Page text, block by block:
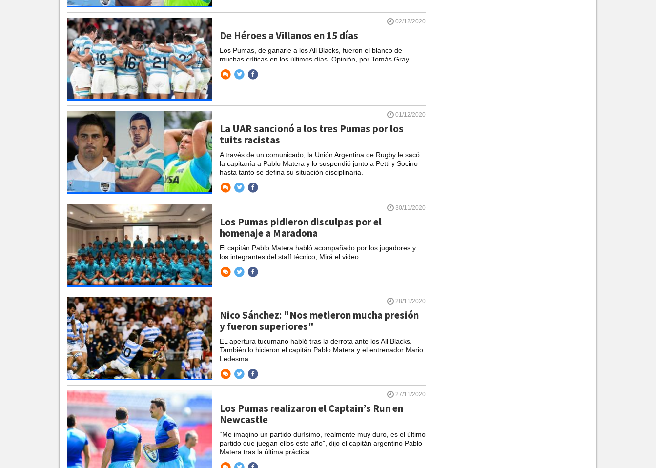
02/12/2020
De Héroes a Villanos en 15 días
Los Pumas, de ganarle a los All Blacks, fueron el blanco de
muchas críticas en los últimos días. Opinión, por Tomás Gray
01/12/2020
La UAR sancionó a los tres Pumas por los
tuits racistas
A través de un comunicado, la Unión Argentina de Rugby le sacó
la capitanía a Pablo Matera y lo suspendió junto a Petti y Socino
hasta tanto se defina su situación disciplinaria.
30/11/2020
Los Pumas pidieron disculpas por el
homenaje a Maradona
El capitán Pablo Matera habló acompañado por los jugadores y
los integrantes del staff técnico, Mirá el video.
28/11/2020
Nico Sánchez: "Nos metieron mucha presión
y fueron superiores"
EL apertura tucumano habló tras la derrota ante los All Blacks.
También lo hicieron el capitán Pablo Matera y el entrenador Mario
Ledesma.
27/11/2020
Los Pumas realizaron el Captain’s Run en
Newcastle
“Me imagino un partido durísimo, realmente muy duro, es el último
partido que juegan ellos este año", dijo el capitán argentino Pablo
Matera tras la última práctica.